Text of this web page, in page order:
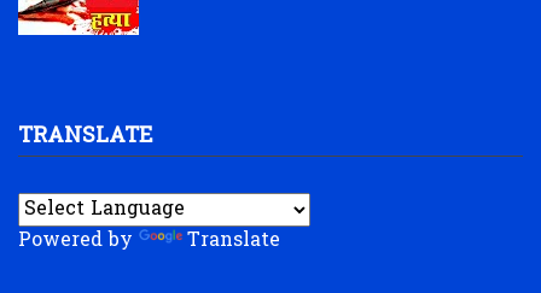
TRANSLATE
Powered by Translate